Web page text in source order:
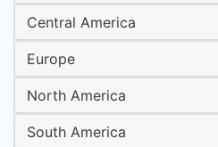
Central America
Europe
North America
South America